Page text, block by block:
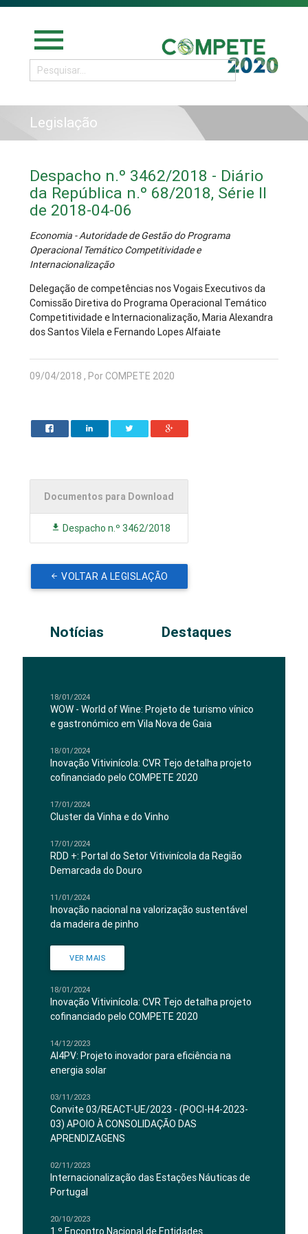
menu
Legislação
Despacho n.º 3462/2018 - Diário
da República n.º 68/2018, Série II
de 2018-04-06
Economia - Autoridade de Gestão do Programa
Operacional Temático Competitividade e
Internacionalização
Delegação de competências nos Vogais Executivos da
Comissão Diretiva do Programa Operacional Temático
Competitividade e Internacionalização, Maria Alexandra
dos Santos Vilela e Fernando Lopes Alfaiate
09/04/2018 , Por COMPETE 2020
Documentos para Download
Despacho n.º 3462/2018
VOLTAR A LEGISLAÇÃO
Notícias Destaques
18/01/2024
WOW - World of Wine: Projeto de turismo vínico
e gastronómico em Vila Nova de Gaia
18/01/2024
Inovação Vitivinícola: CVR Tejo detalha projeto
cofinanciado pelo COMPETE 2020
17/01/2024
Cluster da Vinha e do Vinho
17/01/2024
RDD +: Portal do Setor Vitivinícola da Região
Demarcada do Douro
11/01/2024
Inovação nacional na valorização sustentável
da madeira de pinho
VER MAIS
18/01/2024
Inovação Vitivinícola: CVR Tejo detalha projeto
cofinanciado pelo COMPETE 2020
14/12/2023
AI4PV: Projeto inovador para eficiência na
energia solar
03/11/2023
Convite 03/REACT-UE/2023 - (POCI-H4-2023-
03) APOIO À CONSOLIDAÇÃO DAS
APRENDIZAGENS
02/11/2023
Internacionalização das Estações Náuticas de
Portugal
20/10/2023
1.º Encontro Nacional de Entidades